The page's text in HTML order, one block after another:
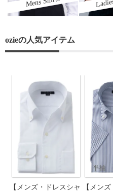
ozieの人気アイテム
【メンズ・ドレスシャ
【メン